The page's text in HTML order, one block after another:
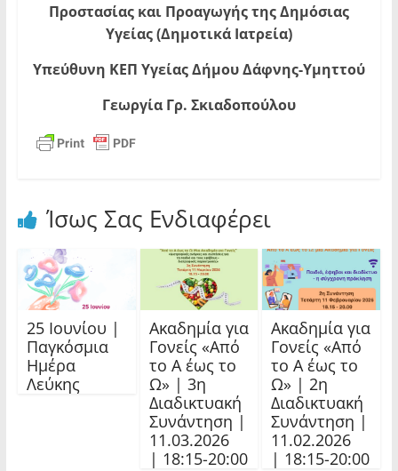
Προστασίας και Προαγωγής της Δημόσιας
Υγείας (Δημοτικά Ιατρεία)
Υπεύθυνη ΚΕΠ Υγείας Δήμου Δάφνης-Υμηττού
Γεωργία Γρ. Σκιαδοπούλου
Ίσως Σας Ενδιαφέρει
25 Ιουνίου |
Παγκόσμια
Ημέρα
Λεύκης
Ακαδημία για
Γονείς «Από
το Α έως το
Ω» | 3η
Διαδικτυακή
Συνάντηση |
11.03.2026
| 18:15-20:00
Ακαδημία για
Γονείς «Από
το Α έως το
Ω» | 2η
Διαδικτυακή
Συνάντηση |
11.02.2026
| 18:15-20:00